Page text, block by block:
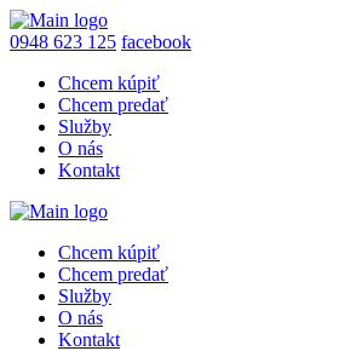
0948 623 125 facebook
Chcem kúpiť
Chcem predať
Služby
O nás
Kontakt
Chcem kúpiť
Chcem predať
Služby
O nás
Kontakt